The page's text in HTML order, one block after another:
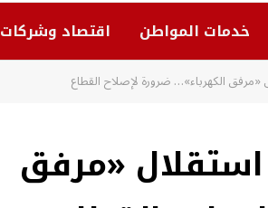
خدمات المواطن اقتصاد وشركات
الكهرباء»… ضرورة لإصلاح القطاع
«مرفق